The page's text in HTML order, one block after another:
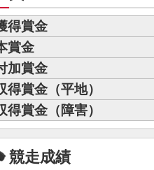
得賞金
賞金
加賞金
得賞金（平地）
得賞金（障害）
競走成績